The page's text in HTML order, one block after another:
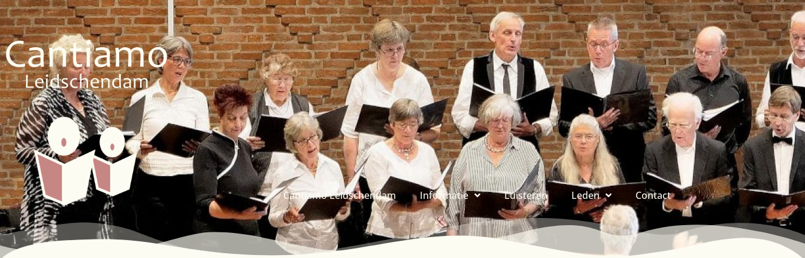
Cantiamo Leidschendam Informatie Luisteren Leden Contact